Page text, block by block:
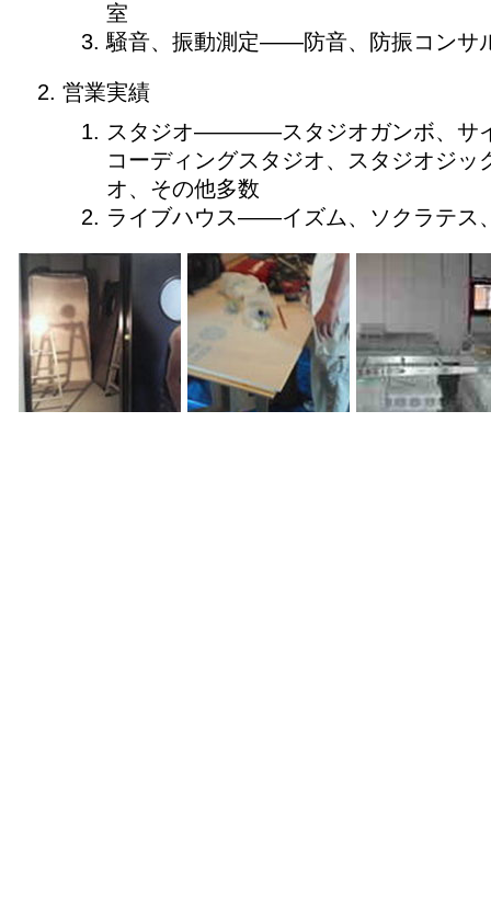
室
騒音、振動測定――防音、防振コンサ
営業実績
スタジオ――――スタジオガンボ、サ
コーディングスタジオ、スタジオジッ
オ、その他多数
ライブハウス――イズム、ソクラテス